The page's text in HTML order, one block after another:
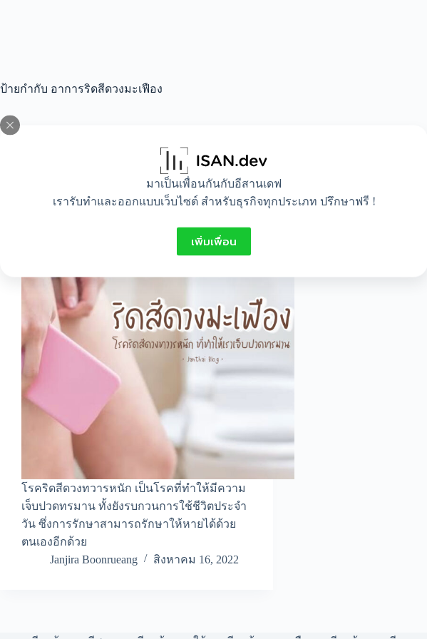
มาเป็นเพื่อนกันกับอีสานเดฟ
เรารับทำและออกแบบเว็บไซต์ สำหรับธุรกิจทุกประเภท ปรึกษาฟรี !
เพิ่มเพื่อน
ป้ายกำกับ อาการริดสีดวงมะเฟือง
โรคริดสีดวงทวารหนัก เป็นโรคที่ทำให้มีความ
เจ็บปวดทรมาน ทั้งยังรบกวนการใช้ชีวิตประจำ
วัน ซึ่งการรักษาสามารถรักษาให้หายได้ด้วย
ตนเองอีกด้วย
Janjira Boonrueang
สิงหาคม 16, 2022